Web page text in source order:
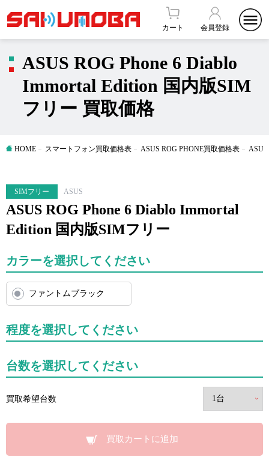
カート 会員登録
ASUS ROG Phone 6 Diablo
Immortal Edition 国内版SIM
フリー 買取価格
HOME スマートフォン買取価格表 ASUS ROG PHONE買取価格表 ASUS
SIMフリー ASUS
ASUS ROG Phone 6 Diablo Immortal
Edition 国内版SIMフリー
カラーを選択してください
ファントムブラック
程度を選択してください
台数を選択してください
買取希望台数
買取カートに追加